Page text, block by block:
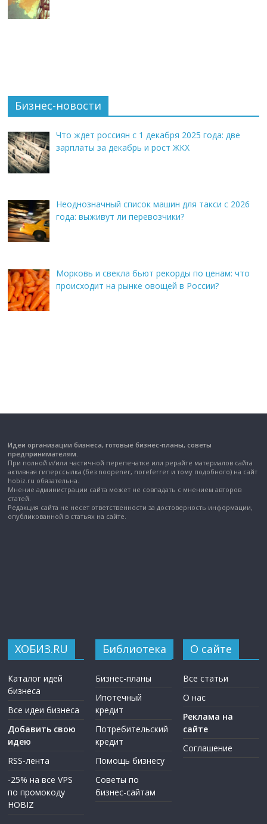
Бизнес-новости
Что ждет россиян с 1 декабря 2025 года: две
зарплаты за декабрь и рост ЖКХ
Неоднозначный список машин для такси с 2026
года: выживут ли перевозчики?
Морковь и свекла бьют рекорды по ценам: что
происходит на рынке овощей в России?
Идеи организации бизнеса, готовые бизнес-планы, советы
предпринимателям.
При полной и/или частичной перепечатке или рерайте материалов сайта
активная гиперссылка (без noopener, noreferrer и тому подобного) на сайт
hobiz.ru обязательна.
Мнение администрации сайта может не совпадать с мнением авторов
статей.
Редакция сайта не несет ответственности за достоверность информации,
опубликованной в статьях на сайте.
ХОБИЗ.RU
Каталог идей
бизнеса
Все идеи бизнеса
Добавить свою
идею
RSS-лента
-25% на все VPS
по промокоду
HOBIZ
Библиотека
Бизнес-планы
Ипотечный
кредит
Потребительский
кредит
Помощь бизнесу
Советы по
бизнес-сайтам
О сайте
Все статьи
О нас
Реклама на
сайте
Соглашение